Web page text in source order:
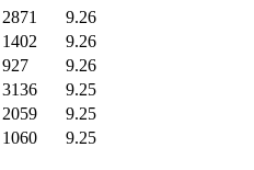
2871
9.26
1402
9.26
927
9.26
3136
9.25
2059
9.25
1060
9.25